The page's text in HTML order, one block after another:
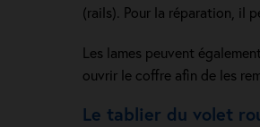
(rails). Pour la réparation, il
Les lames peuvent
ouvrir le coffre afin de les
Le tablier du volet